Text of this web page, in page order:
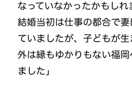
なっていなかったかもしれ
結婚当初は仕事の都合で
ていましたが、子どもが
外は縁もゆかりもない福
ました」